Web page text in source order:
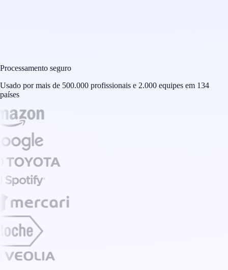
Processamento seguro
Usado por mais de 500.000 profissionais e 2.000 equipes em 134
países